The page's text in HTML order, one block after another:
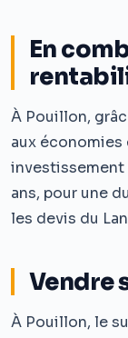
En
À Pouillon,
aux économies
investissement
ans, pour une
les devis du
Vendre
À Pouillon, le